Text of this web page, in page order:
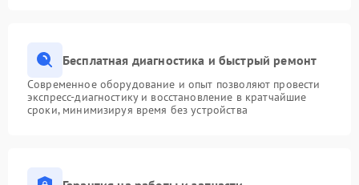
Бесплатная диагностика и быстрый ремонт
Современное оборудование и опыт позволяют провести
экспресс-диагностику и восстановление в кратчайшие
сроки, минимизируя время без устройства